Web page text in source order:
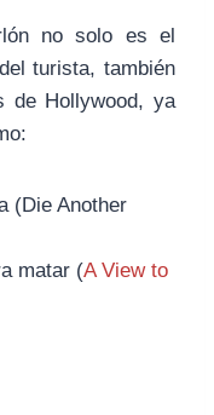
no solo es el
turista, también
de Hollywood, ya
(Die Another
matar (A View to